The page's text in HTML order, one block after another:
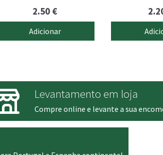
2.50 €
Adicionar
Levantamento em loja
Compre online e levante a sua